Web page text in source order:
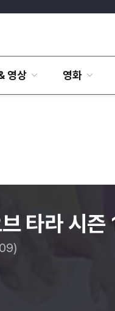
영상 영화
타라 시즌